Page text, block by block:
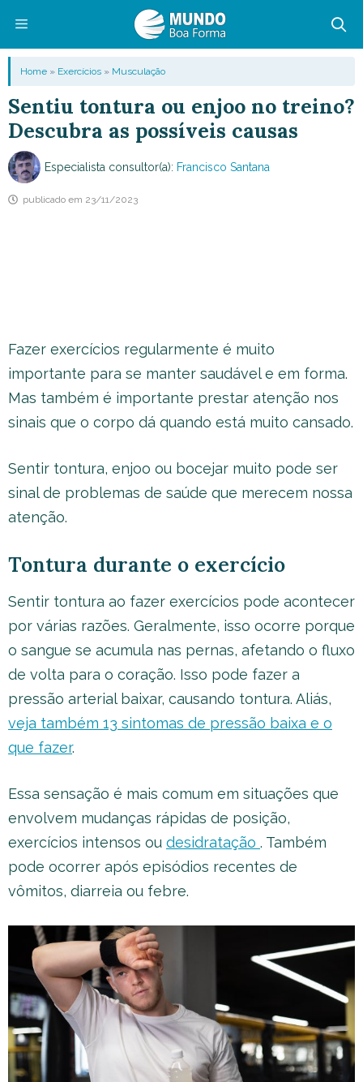
conteúdo
Menu
Home » Exercícios » Musculação
Sentiu tontura ou enjoo no treino?
Descubra as possíveis causas
Especialista consultor(a): Francisco Santana
publicado em 23/11/2023
Fazer exercícios regularmente é muito
importante para se manter saudável e em forma.
Mas também é importante prestar atenção nos
sinais que o corpo dá quando está muito cansado.
Sentir tontura, enjoo ou bocejar muito pode ser
sinal de problemas de saúde que merecem nossa
atenção.
Tontura durante o exercício
Sentir tontura ao fazer exercícios pode acontecer
por várias razões. Geralmente, isso ocorre porque
o sangue se acumula nas pernas, afetando o fluxo
de volta para o coração. Isso pode fazer a
pressão arterial baixar, causando tontura. Aliás,
veja também 13 sintomas de pressão baixa e o
que fazer.
Essa sensação é mais comum em situações que
envolvem mudanças rápidas de posição,
exercícios intensos ou desidratação . Também
pode ocorrer após episódios recentes de
vômitos, diarreia ou febre.